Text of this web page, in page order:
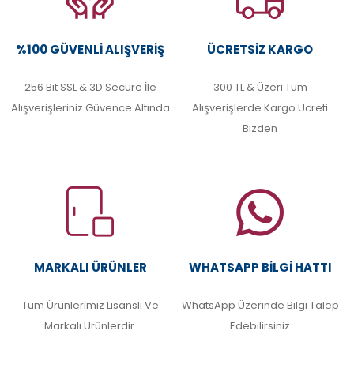
%100 GÜVENLI ALIŞVERIŞ
256 Bit SSL & 3D Secure İle
Alışverişleriniz Güvence Altında
ÜCRETSIZ KARGO
300 TL & Üzeri Tüm
Alışverişlerde Kargo Ücreti
Bizden
MARKALI ÜRÜNLER
Tüm Ürünlerimiz Lisanslı Ve
Markalı Ürünlerdir.
WHATSAPP BILGI HATTI
WhatsApp Üzerinde Bilgi Talep
Edebilirsiniz